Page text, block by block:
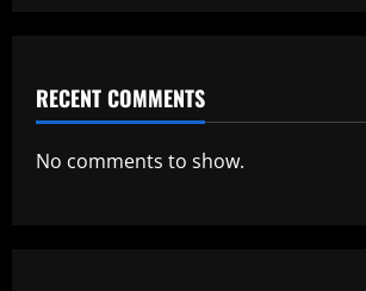
RECENT COMMENTS
No comments to show.